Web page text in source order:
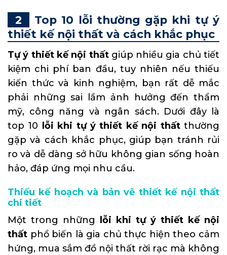
Top 10 lỗi thường gặp khi tự ý
thiết kế nội thất và cách khắc phục
Tự ý thiết kế nội thấtgiúp nhiều gia chủ tiết
kiệm chi phí ban đầu, tuy nhiên nếu thiếu
kiến thức và kinh nghiệm, bạn rất dễ mắc
phải những sai lầm ảnh hưởng đến thẩm
mỹ, công năng và ngân sách. Dưới đây là
top 10 lỗi khi tự ý thiết kế nội thấtthường
gặp và cách khắc phục, giúp bạn tránh rủi
ro và dễ dàng sở hữu không gian sống hoàn
hảo, đáp ứng mọi nhu cầu.
Thiếu kế hoạch và bản vẽ thiết kế nội thất
chi tiết
Một trong những lỗi khi tự ý thiết kế nội
thất phổ biến là gia chủ thực hiện theo cảm
hứng, mua sắm đồ nội thất rời rạc mà không